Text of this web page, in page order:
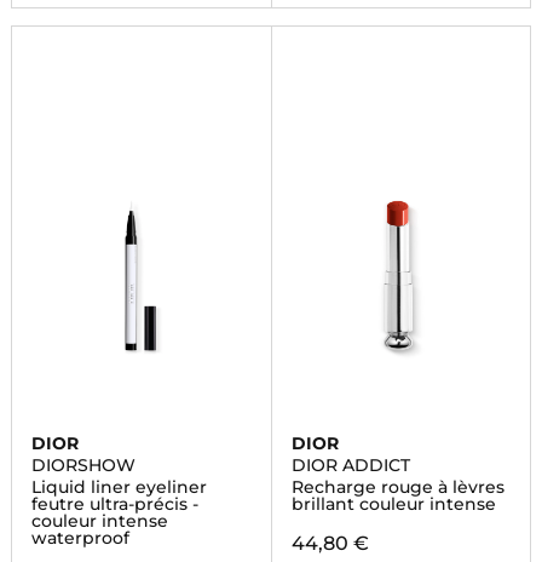
DIOR
DIORSHOW
Liquid liner eyeliner
feutre ultra-précis -
couleur intense
waterproof
DIOR
DIOR ADDICT
Recharge rouge à lèvres
brillant couleur intense
44,80 €